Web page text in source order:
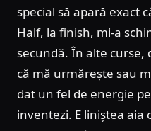
special să apară exact
Half, la finish, mi-a
secundă. În alte curse,
că mă urmărește sau
dat un fel de energie
inventezi. E liniștea aia